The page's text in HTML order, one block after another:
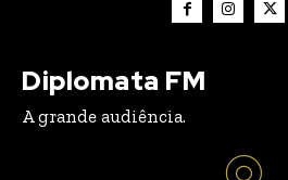
Diplomata FM
A grande audiência.